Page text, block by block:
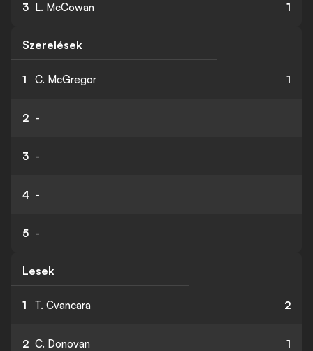
3 L. McCowan 1
Szerelések
1 C. McGregor 1
2 -
3 -
4 -
5 -
Lesek
1 T. Cvancara 2
2 C. Donovan 1